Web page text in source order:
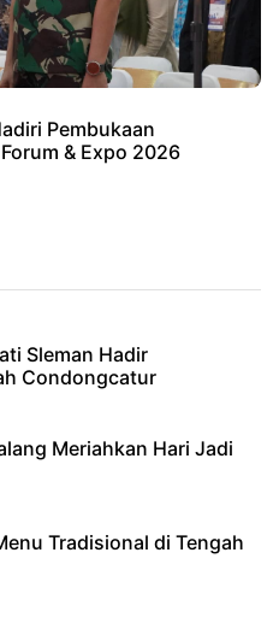
Pembukaan
& Expo 2026
Sleman Hadir
Condongcatur
Meriahkan Hari Jadi
Tradisional di Tengah